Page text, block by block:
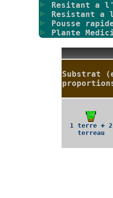
Resitant a
Resistant a
Pousse
Plante
Substrat
1 terre + 2
terreau